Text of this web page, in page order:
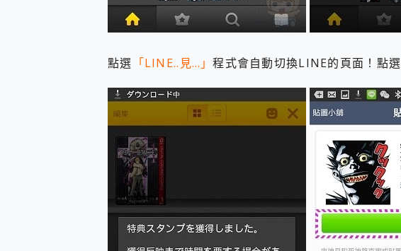
點選 「LINE..見…」程式會自動切換LINE的頁面！點選